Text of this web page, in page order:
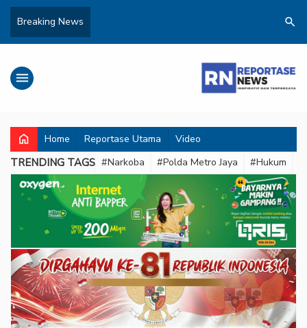
Breaking News search
menu
home Home Reportase Utama Video
TRENDING TAGS #Narkoba #Polda Metro Jaya #Hukum